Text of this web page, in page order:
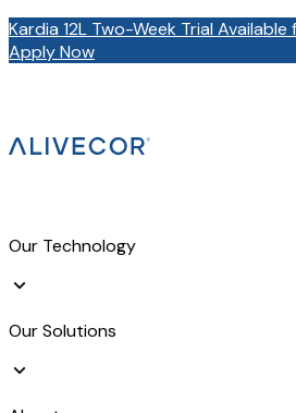
Kardia 12L Two-Week Trial Available
Apply Now
Our Technology
Our Solutions